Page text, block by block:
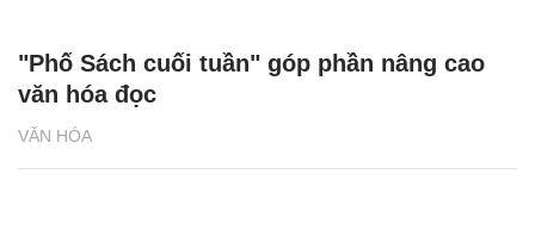
VĂN HÓA
"Phố Sách cuối tuần" góp phần nâng cao
văn hóa đọc